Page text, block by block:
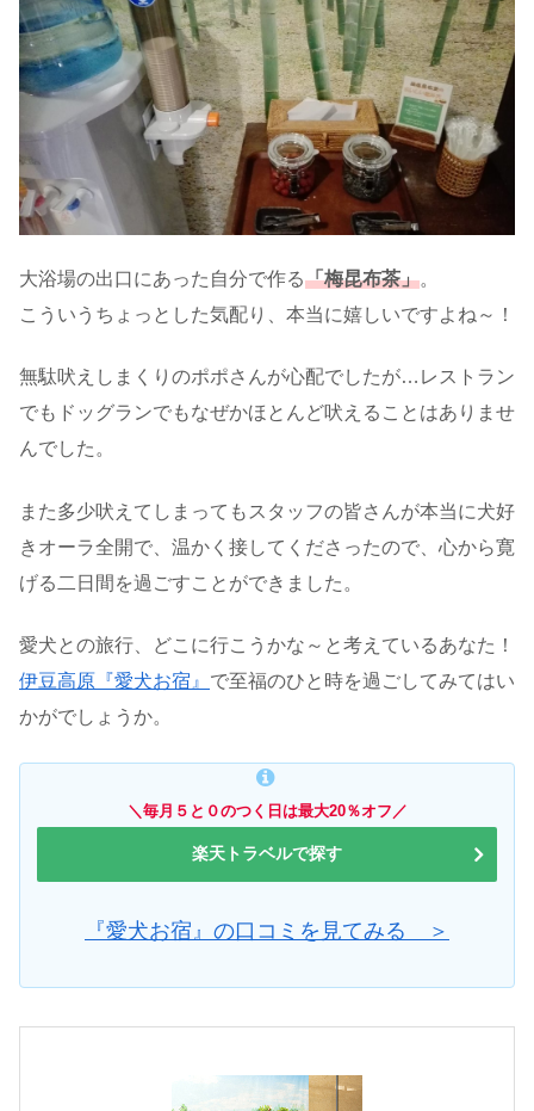
大浴場の出口にあった自分で作る「梅昆布茶」。
こういうちょっとした気配り、本当に嬉しいですよね～！
無駄吠えしまくりのポポさんが心配でしたが…レストラン
でもドッグランでもなぜかほとんど吠えることはありませ
んでした。
また多少吠えてしまってもスタッフの皆さんが本当に犬好
きオーラ全開で、温かく接してくださったので、心から寛
げる二日間を過ごすことができました。
愛犬との旅行、どこに行こうかな～と考えているあなた！
伊豆高原『愛犬お宿』 で至福のひと時を過ごしてみてはい
かがでしょうか。
＼毎月５と０のつく日は最大20％オフ／
楽天トラベルで探す
『愛犬お宿』の口コミを見てみる ＞